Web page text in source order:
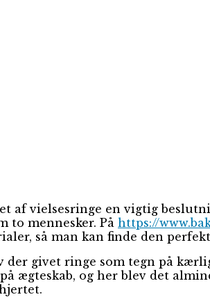
af vielsesringe en vigtig
to mennesker. På https://
så man kan finde den
givet ringe som tegn på
ægteskab, og her blev det